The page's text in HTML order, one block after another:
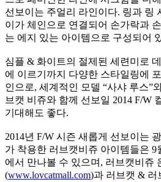
선보이는 주얼리 라인이다. 링과 링
이가 체인으로 연결되어 손가락과
는 에지 있는 아이템으로 구성되어
심플 & 화이트의 절제된 세련미로
에 이르기까지 다양한 스타일링에
인으로, 세계적인 모델 “사샤 루스”
브캣 비쥬와 함께 선보일 2014 F/W
기대해도 좋다.
2014년 F/W 시즌 새롭게 선보이는
가 착용한 러브캣비쥬 아이템들은
에서 만나볼 수 있으며, 러브캣비쥬
(www.lovcatmall.com)과 러브캣 & 러